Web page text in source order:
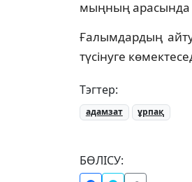
мыңның арасында
Ғалымдардың
түсінуге
Тэгтер:
адамзат ұрпақ
БӨЛІСУ: